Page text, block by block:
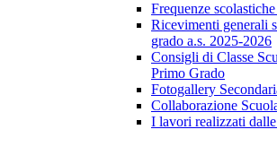
Frequenze
Ricevimenti generali
grado a.s. 2025-2026
Consigli di Classe
Primo Grado
Fotogallery
Collaborazione
I lavori realizzati dalle